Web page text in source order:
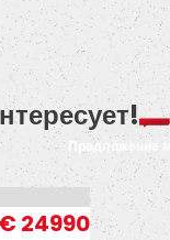
Предложение
€ 24990